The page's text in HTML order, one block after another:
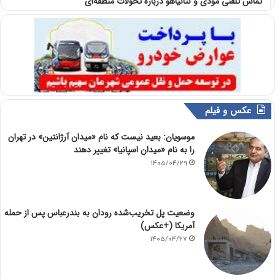
عکس و فیلم
موسویان: بعید نیست که نام «میدان آرژانتین» در تهران
را به نام «میدان اسپانیا» تغییر دهند
1405/04/29
وضعیت پل تخریب‌شده رودان به بندرعباس پس از حمله
آمریکا (+عکس)
1405/04/27